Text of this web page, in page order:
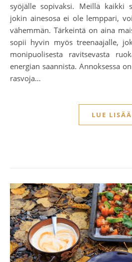
syöjälle sopivaksi. Meillä kaikki
jokin ainesosa ei ole lemppari,
vähemmän. Tärkeintä on aina
sopii hyvin myös treenaajalle,
monipuolisesta ravitsevasta
energian saannista. Annoksessa
rasvoja…
LUE LISÄÄ